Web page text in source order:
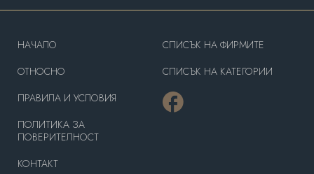
HAЧАЛО
OТНОСНО
ПРАВИЛА И УСЛОВИЯ
ПОЛИТИКА ЗА
ПОВЕРИТЕЛНОСТ
КОНТАКТ
СПИСЪК НА ФИРМИТЕ
СПИСЪК НА КАТЕГОРИИ